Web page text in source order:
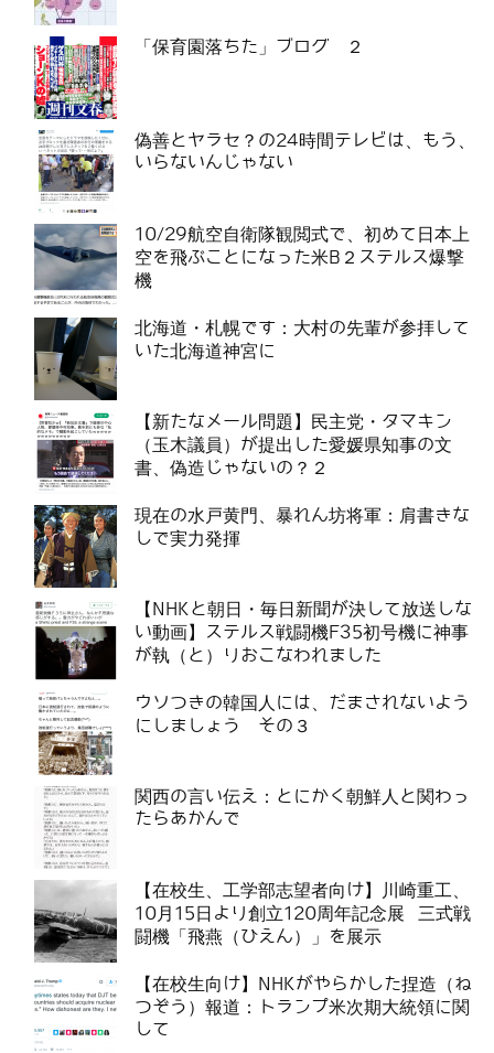
「保育園落ちた」ブログ ２
偽善とヤラセ？の24時間テレビは、もう、
いらないんじゃない
10/29航空自衛隊観閲式で、初めて日本上
空を飛ぶことになった米B２ステルス爆撃
機
北海道・札幌です：大村の先輩が参拝して
いた北海道神宮に
【新たなメール問題】民主党・タマキン
（玉木議員）が提出した愛媛県知事の文
書、偽造じゃないの？２
現在の水戸黄門、暴れん坊将軍：肩書きな
しで実力発揮
【NHKと朝日・毎日新聞が決して放送しな
い動画】ステルス戦闘機F35初号機に神事
が執（と）りおこなわれました
ウソつきの韓国人には、だまされないよう
にしましょう その３
関西の言い伝え：とにかく朝鮮人と関わっ
たらあかんで
【在校生、工学部志望者向け】川崎重工、
10月15日より創立120周年記念展 三式戦
闘機「飛燕（ひえん）」を展示
【在校生向け】NHKがやらかした捏造（ね
つぞう）報道：トランプ米次期大統領に関
して